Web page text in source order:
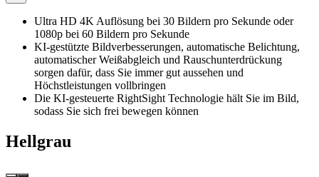
Ultra HD 4K Auflösung bei 30 Bildern pro Sekunde oder
1080p bei 60 Bildern pro Sekunde
KI-gestützte Bildverbesserungen, automatische Belichtung,
automatischer Weißabgleich und Rauschunterdrückung
sorgen dafür, dass Sie immer gut aussehen und
Höchstleistungen vollbringen
Die KI-gesteuerte RightSight Technologie hält Sie im Bild,
sodass Sie sich frei bewegen können
Hellgrau